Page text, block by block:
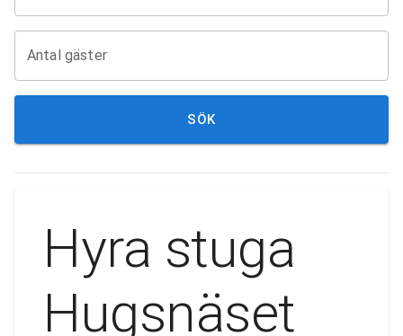
Antal gäster
SÖK
Hyra stuga
Hugsnäset